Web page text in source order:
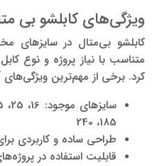
ویژگی‌های کابلشو بی‌
کابلشو بی‌متال در سایزهای
متناسب با نیاز پروژه و نوع
کرد. برخی از مهم‌ترین ویژگی‌های
185، 240
طراحی ساده و کاربردی
قابلیت استفاده در